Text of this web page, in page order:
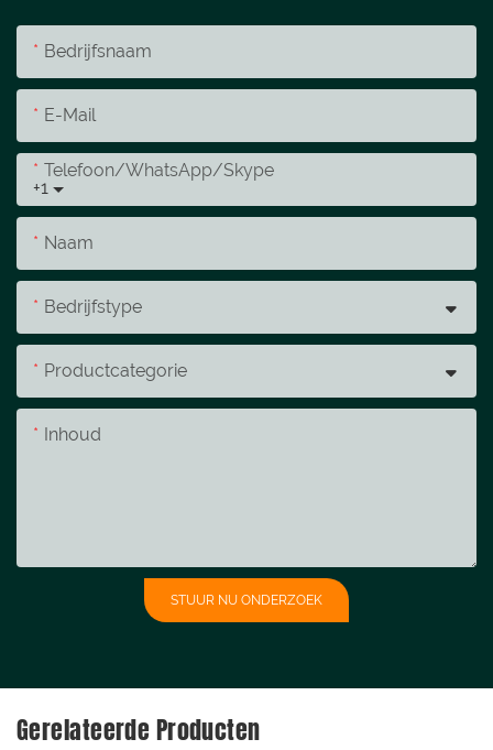
Bedrijfsnaam
E-Mail
+1
Telefoon/WhatsApp/Skype
Naam
Bedrijfstype
Productcategorie
Inhoud
STUUR NU ONDERZOEK
Gerelateerde Producten